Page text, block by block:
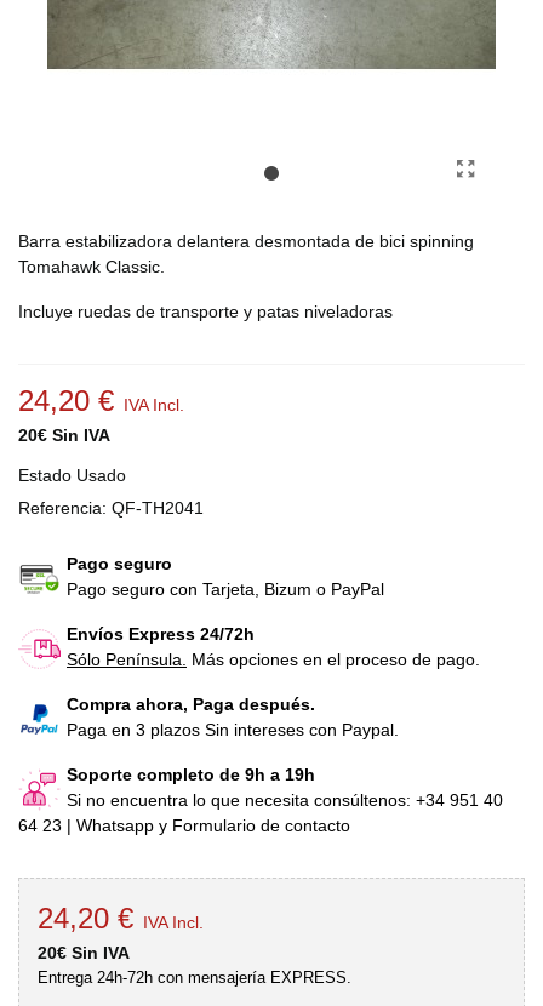
Barra estabilizadora delantera desmontada de bici spinning
Tomahawk Classic.
Incluye ruedas de transporte y patas niveladoras
24,20 € IVA Incl.
20€ Sin IVA
Estado Usado
Referencia: QF-TH2041
Pago seguro
Pago seguro con Tarjeta, Bizum o PayPal
Envíos Express 24/72h
Sólo Península.
Más opciones en el proceso de pago.
Compra ahora, Paga después.
Paga en 3 plazos Sin intereses con Paypal.
Soporte completo de 9h a 19h
Si no encuentra lo que necesita consúltenos: +34 951 40
64 23 | Whatsapp y Formulario de contacto
24,20 € IVA Incl.
20€ Sin IVA
Entrega 24h-72h con mensajería EXPRESS.